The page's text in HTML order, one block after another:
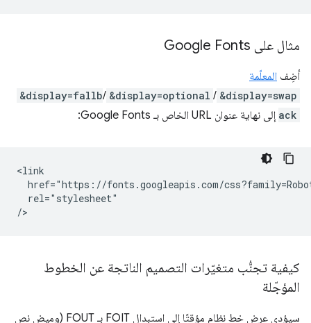
مثال على Google Fonts
أضِف المعلّمة
&display=swap
/
&display=optional
/
&display=fallb
ack إلى نهاية عنوان URL الخاص بـ Google Fonts:
<link
href="https://fonts.googleapis.com/
  rel="stylesheet"
كيفية تجنُّب متغيّرات التصميم الناتجة عن الخطوط
المؤجّلة
سيؤدي عرض خط نظام مؤقتًا إلى استبدال FOIT بـ FOUT (وميض نص